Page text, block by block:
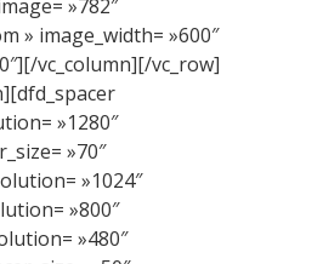
»782″
» image_width= »600″
vc_column][/vc_row]
»1280″
»70″
»1024″
»800″
»480″